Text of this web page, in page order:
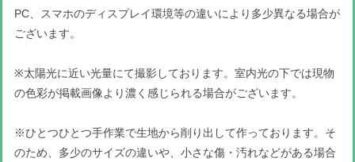
PC、スマホのディスプレイ環境等の違いにより多少異なる場合が
ございます。
※太陽光に近い光量にて撮影しております。室内光の下では現物
の色彩が掲載画像より濃く感じられる場合がございます。
※ひとつひとつ手作業で生地から削り出して作っております。そ
のため、多少のサイズの違いや、小さな傷・汚れなどがある場合